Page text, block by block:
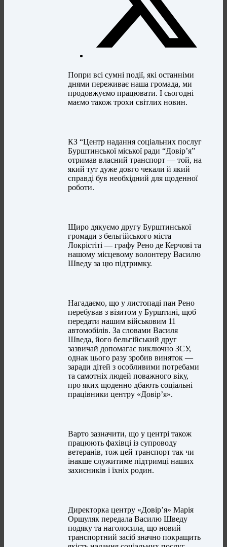
Попри всі сумні події, які останніми
днями переживає наша громада, ми
продовжуємо працювати. І сьогодні
маємо також трохи світлих новин.
КЗ “Центр надання соціальних послуг
Бурштинської міської ради “Довір’я”
отримав власний транспорт — той, на
який тут дуже довго чекали й який
справді був необхідний для щоденної
роботи.
Щиро дякуємо другу Бурштинської
громади з бельгійського міста
Локрістіті — графу Рено де Керчові та
нашому місцевому волонтеру Василю
Шведу за цю підтримку.
Нагадаємо, що у листопаді пан Рено
перебував з візитом у Бурштині, щоб
передати нашим військовим 11
автомобілів. За словами Василя
Шведа, його бельгійський друг
зазвичай допомагає виключно ЗСУ,
однак цього разу зробив виняток —
заради дітей з особливими потребами
та самотніх людей поважного віку,
про яких щоденно дбають соціальні
працівники центру «Довір’я».
Варто зазначити, що у центрі також
працюють фахівці із супроводу
ветеранів, тож цей транспорт так чи
інакше служитиме підтримці наших
захисників і їхніх родин.
Директорка центру «Довір’я» Марія
Оршуляк передала Василю Шведу
подяку та наголосила, що новий
транспортний засіб значно покращить